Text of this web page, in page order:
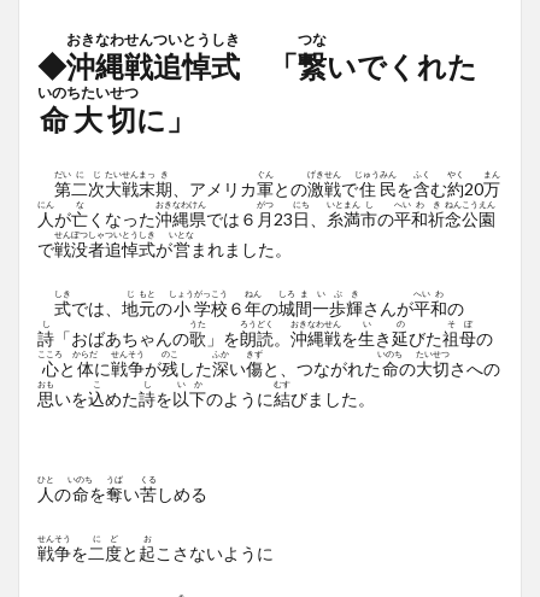
◆沖縄戦追悼式
おきなわせんついとうしき
「繋
つな
いでくれた
命大切
いのちたいせつ
に」
第
だい
二
に
次
じ
大
たい
戦
せん
末
まっ
期
き
、アメリカ軍
ぐん
との激
げき
戦
せん
で住
じゅう
民
みん
を含
ふく
む約
やく
20万
まん
人
にん
が亡
な
くなった沖
おき
縄
なわ
県
けん
では６ 月
がつ
23日
にち
糸
いと
満
まん
市
し
の平
へい
和
わ
祈
き
念
ねん
公
こう
園
えん
で戦
せん
没
ぼつ
者
しゃ
追
つい
悼
とう
式
しき
が営
いとな
まれました。
式
しき
では、 地
じ
元
もと
の小
しょう
学
がっ
校
こう
６年
ねん
の城
しろ
間
ま
一
い
歩
ぶ
輝
き
さんが平
へい
和
わ
の
詩
し
「おばあちゃんの歌
うた
」を朗
ろう
読
どく
。 沖
おき
縄
なわ
戦
せん
を生
い
き延
の
びた祖
そ
母
ぼ
の
心
こころ
と 体
からだ
に戦
せん
争
そう
が残
のこ
した深
ふか
い傷
きず
と、つながれた命
いのち
の大
たい
切
せつ
さへの
思
おも
いを込
こ
めた詩
し
を以下
いか
のように結
むす
びました。
人
ひと
の命
いのち
を奪
うば
い苦
くる
しめる
戦
せん
争
そう
を二
に
度
ど
と 起
お
こさないように